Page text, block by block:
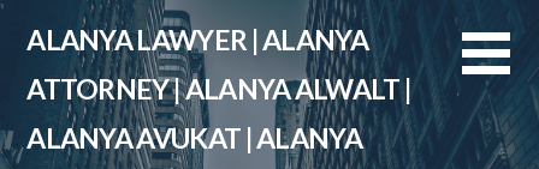
İçeriğe
ALANYA LAWYER | ALANYA
ATTORNEY | ALANYA ALWALT |
ALANYA AVUKAT | ALANYA